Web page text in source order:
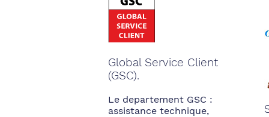
Global Service Client
(GSC).
Le departement GSC :
assistance technique,